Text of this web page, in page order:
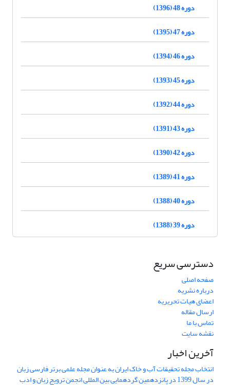
دوره 48 (1396)
دوره 47 (1395)
دوره 46 (1394)
دوره 45 (1393)
دوره 44 (1392)
دوره 43 (1391)
دوره 42 (1390)
دوره 41 (1389)
دوره 40 (1388)
دوره 39 (1388)
دسترسی سریع
صفحه اصلی
درباره نشریه
اعضای هیات تحریریه
ارسال مقاله
تماس با ما
نقشه سایت
آخرین اخبار
انتخاب مجله تحقیقات آب و خاک ایران به عنوان مجله علمی برتر فارسی زبان
در سال 1399 در پانزدهمین گردهمایی بین المللی انجمن ترویج زبان و ادب